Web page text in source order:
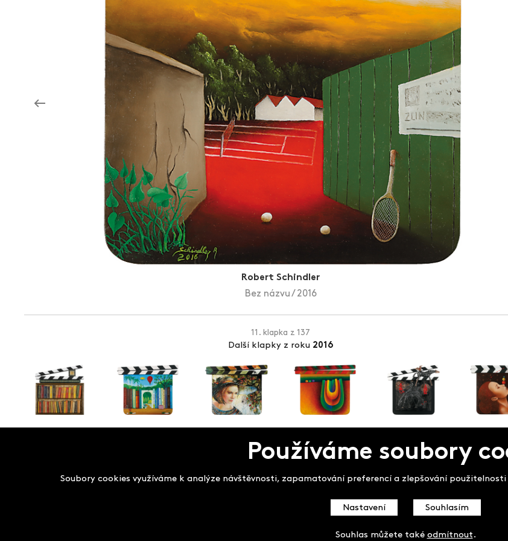
Aukce filmových klapek
Zlín Film Festival
Robert Schindler
Bez názvu / 2016
11. klapka z 137
Další klapky z roku 2016
Salon filmových klapek
Používáme soubory
Soubory cookies využíváme k analýze návštěvnosti, zapamatování preferencí a zlepšování
Nastavení Souhlasím
Souhlas můžete také odmítnout .